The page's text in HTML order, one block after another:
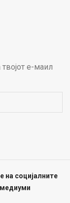
е-маил
на социјалните
медиуми